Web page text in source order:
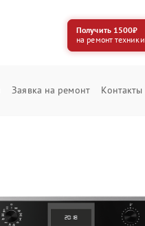
Получить 1500₽
на ремонт техники
Заявка на ремонт Контакты